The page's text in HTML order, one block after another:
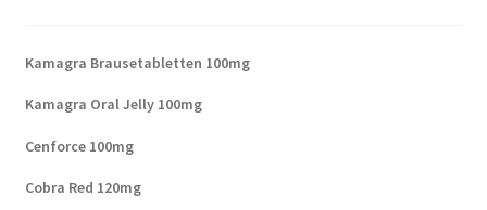
Kamagra Brausetabletten 100mg
Kamagra Oral Jelly 100mg
Cenforce 100mg
Cobra Red 120mg